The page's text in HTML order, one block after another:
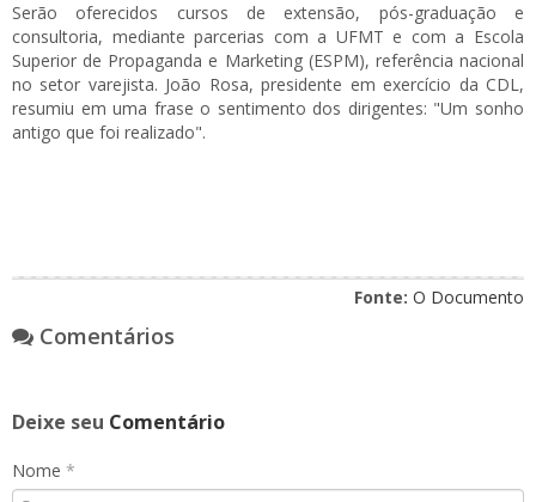
Serão oferecidos cursos de extensão, pós-graduação e
consultoria, mediante parcerias com a UFMT e com a Escola
Superior de Propaganda e Marketing (ESPM), referência nacional
no setor varejista. João Rosa, presidente em exercício da CDL,
resumiu em uma frase o sentimento dos dirigentes: "Um sonho
antigo que foi realizado".
Fonte: O Documento
Comentários
Deixe seu Comentário
Nome *